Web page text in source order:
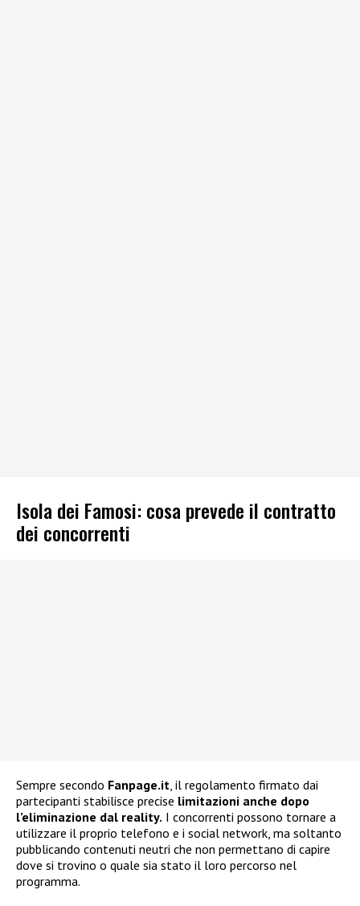
Isola dei Famosi: cosa prevede il contratto
dei concorrenti
Sempre secondo Fanpage.it , il regolamento firmato dai
partecipanti stabilisce precise limitazioni anche dopo
l’eliminazione dal reality. I concorrenti possono tornare a
utilizzare il proprio telefono e i social network, ma soltanto
pubblicando contenuti neutri che non permettano di capire
dove si trovino o quale sia stato il loro percorso nel
programma.